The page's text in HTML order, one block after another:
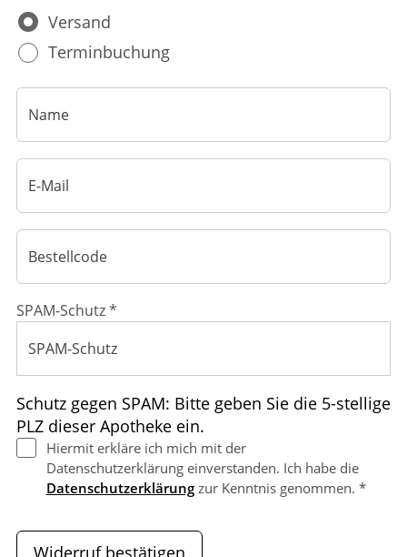
ELTERN UND KIND
Versand
Terminbuchung
SPAM-Schutz *
Schutz gegen SPAM: Bitte geben Sie die 5-stellige
PLZ dieser Apotheke ein.
Hiermit erkläre ich mich mit der
Datenschutzerklärung einverstanden. Ich habe die
Datenschutzerklärungzur Kenntnis genommen. *
Widerruf bestätigen